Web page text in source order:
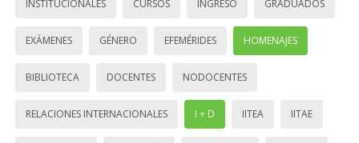
INSTITUCIONALES CURSOS INGRESO GRADUADOS
EXÁMENES GÉNERO EFEMÉRIDES HOMENAJES
BIBLIOTECA DOCENTES NODOCENTES
RELACIONES INTERNACIONALES I + D IITEA IITAE